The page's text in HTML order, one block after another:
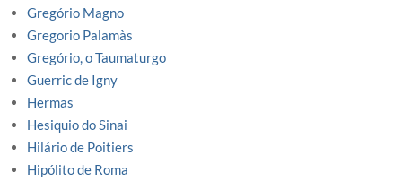
Gregório Magno
Gregorio Palamàs
Gregório, o Taumaturgo
Guerric de Igny
Hermas
Hesiquio do Sinai
Hilário de Poitiers
Hipólito de Roma